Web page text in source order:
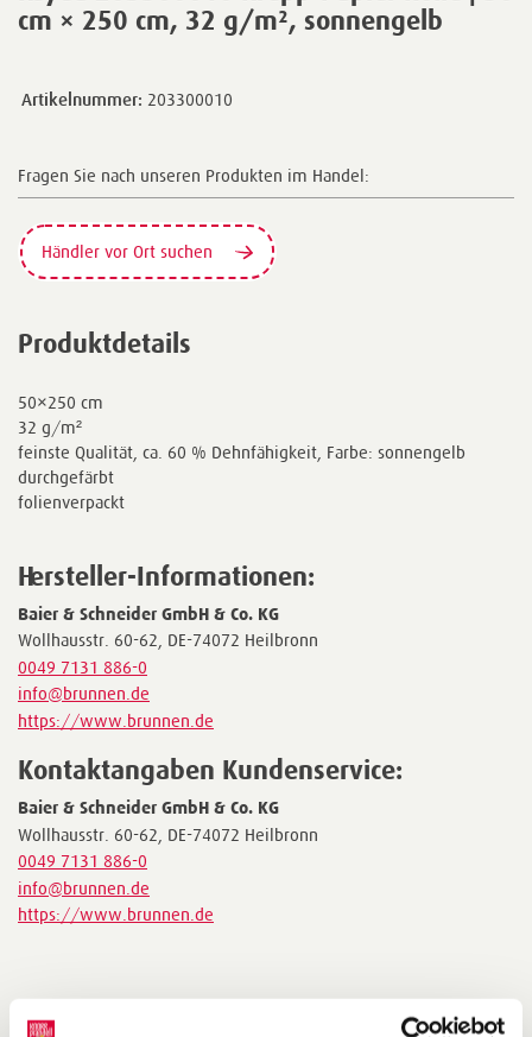
cm × 250 cm, 32 g/m², sonnengelb
Artikelnummer: 203300010
Fragen Sie nach unseren Produkten im Handel:
Händler vor Ort suchen
Produktdetails
50×250 cm
32 g/m²
feinste Qualität, ca. 60 % Dehnfähigkeit, Farbe: sonnengelb
durchgefärbt
folienverpackt
Hersteller-Informationen:
Baier & Schneider GmbH & Co. KG
Wollhausstr. 60-62, DE-74072 Heilbronn
0049 7131 886-0
info@brunnen.de
https://www.brunnen.de
Kontaktangaben Kundenservice:
Baier & Schneider GmbH & Co. KG
Wollhausstr. 60-62, DE-74072 Heilbronn
0049 7131 886-0
info@brunnen.de
https://www.brunnen.de